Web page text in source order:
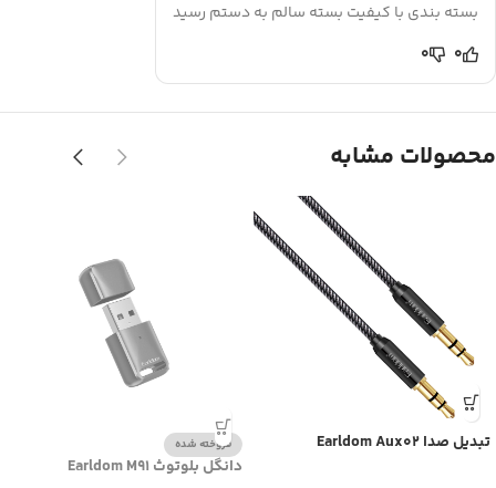
بسته بندی با کیفیت بسته سالم به دستم رسید
0
0
محصولات مشابه
تبدیل صدا Earldom Aux02 فروخته شده
دانگل بلوتوث Earldom M91